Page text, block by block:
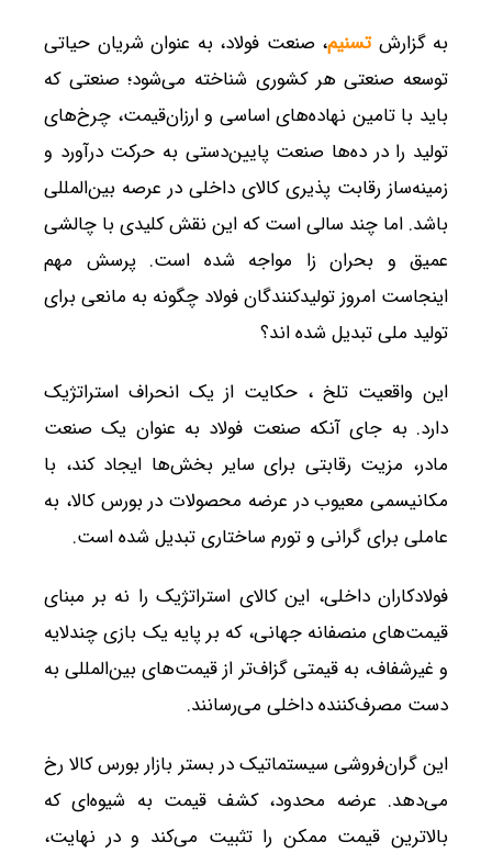
به گزارشتسنیم، صنعت فولاد، به عنوان شریان حیاتی
توسعه صنعتی هر کشوری شناخته می‌شود؛ صنعتی که
باید با تامین نهاده‌های اساسی و ارزان‌قیمت، چرخ‌های
تولید را در ده‌ها صنعت پایین‌دستی به حرکت درآورد و
زمینه‌ساز رقابت پذیری کالای داخلی در عرصه بین‌المللی
باشد. اما چند سالی است که این نقش کلیدی با چالشی
عمیق و بحران زا مواجه شده است. پرسش مهم
اینجاست امروز تولیدکنندگان فولاد چگونه به مانعی برای
تولید ملی تبدیل شده اند؟
این واقعیت تلخ ، حکایت از یک انحراف استراتژیک
دارد. به جای آنکه صنعت فولاد به عنوان یک صنعت
مادر، مزیت رقابتی برای سایر بخش‌ها ایجاد کند، با
مکانیسمی معیوب در عرضه محصولات در بورس کالا، به
عاملی برای گرانی و تورم ساختاری تبدیل شده است.
فولادکاران داخلی، این کالای استراتژیک را نه بر مبنای
قیمت‌های منصفانه جهانی، که بر پایه یک بازی چندلایه
و غیرشفاف، به قیمتی گزاف‌تر از قیمت‌های بین‌المللی به
دست مصرف‌کننده داخلی می‌رسانند.
این گران‌فروشی سیستماتیک در بستر بازار بورس کالا رخ
می‌دهد. عرضه محدود، کشف قیمت به شیوه‌ای که
بالاترین قیمت ممکن را تثبیت می‌کند و در نهایت،